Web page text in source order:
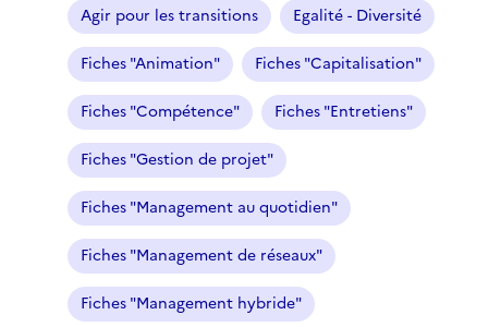
Agir pour les transitions Egalité - Diversité
Fiches "Animation" Fiches "Capitalisation"
Fiches "Compétence" Fiches "Entretiens"
Fiches "Gestion de projet"
Fiches "Management au quotidien"
Fiches "Management de réseaux"
Fiches "Management hybride"